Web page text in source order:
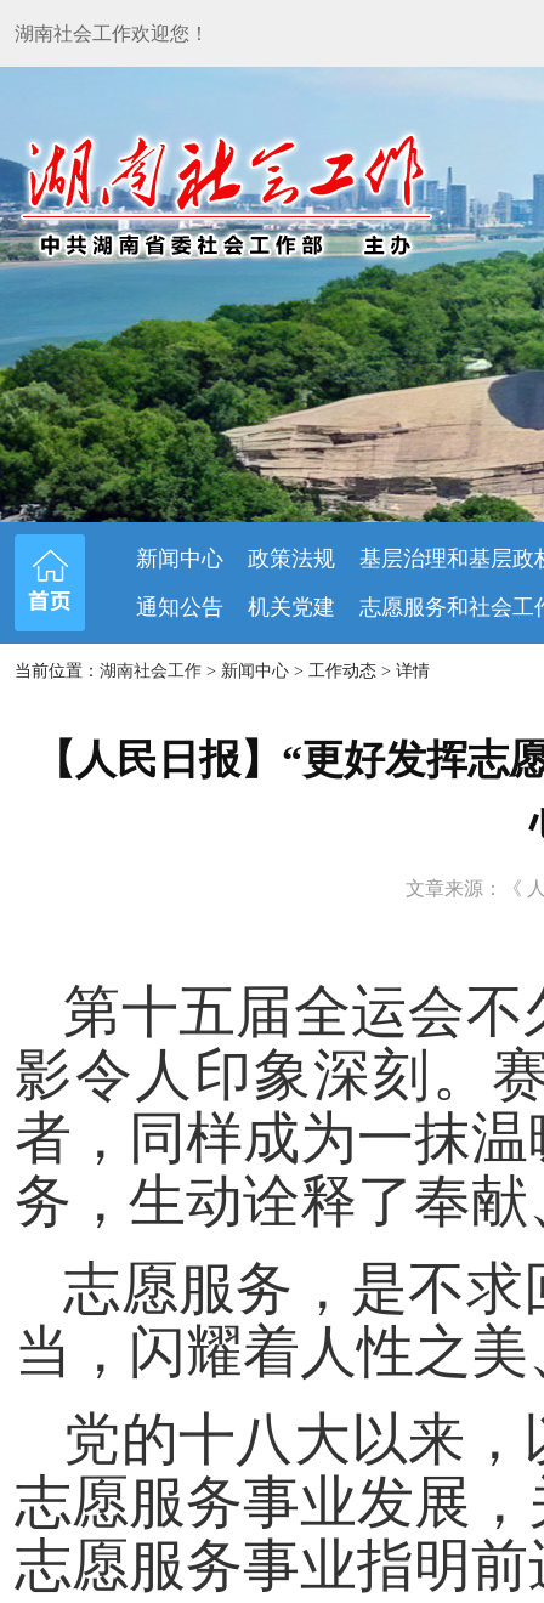
湖南社会工作欢迎您！
新闻中心 政策法规
基层治理和基层政
通知公告
机关党建 志愿服务和社会工
当前位置：湖南社会工作 > 新闻中心 > 工作动态 > 详情
【人民日报】“更好发挥
文章来源：《
第十五届全运会
影令人印象深刻。
者，同样成为一抹
务，生动诠释了奉
志愿服务，是不
当，闪耀着人性之
党的十八大以来
志愿服务事业发展
志愿服务事业指明